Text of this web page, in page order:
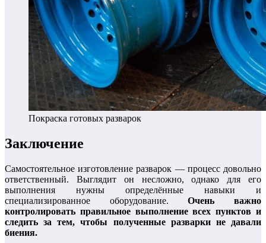
Покраска готовых разварок
Заключение
Самостоятельное изготовление разварок — процесс довольно
ответственный. Выглядит он несложно, однако для его
выполнения нужны определённые навыки и
специализированное оборудование.Очень важно
контролировать правильное выполнение всех пунктов и
следить за тем, чтобы полученные разварки не давали
биения.